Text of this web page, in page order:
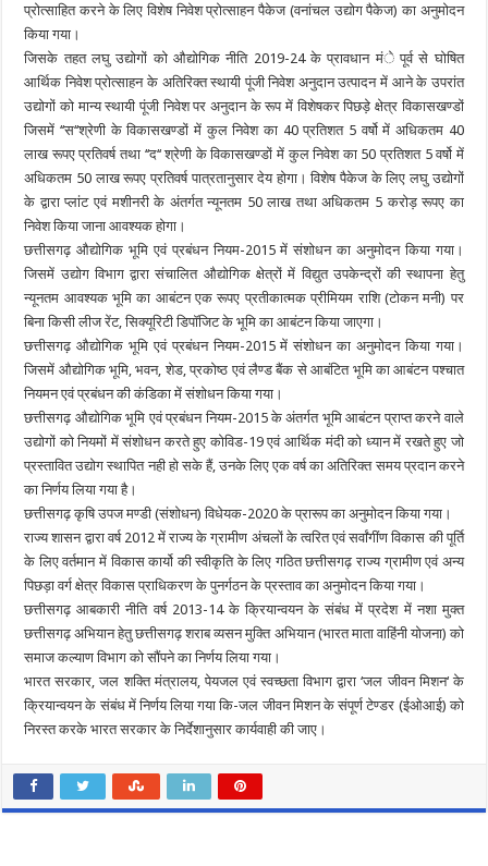
प्रोत्साहित करने के लिए विशेष निवेश प्रोत्साहन पैकेज (वनांचल उद्योग पैकेज) का अनुमोदन
किया गया।
जिसके तहत लघु उद्योगों को औद्योगिक नीति 2019-24 के प्रावधान मंे पूर्व से घोषित
आर्थिक निवेश प्रोत्साहन के अतिरिक्त स्थायी पूंजी निवेश अनुदान उत्पादन में आने के उपरांत
उद्योगों को मान्य स्थायी पूंजी निवेश पर अनुदान के रूप में विशेषकर पिछड़े क्षेत्र विकासखण्डों
जिसमें ‘‘स‘‘श्रेणी के विकासखण्डों में कुल निवेश का 40 प्रतिशत 5 वर्षो में अधिकतम 40
लाख रूपए प्रतिवर्ष तथा ‘‘द‘‘ श्रेणी के विकासखण्डों में कुल निवेश का 50 प्रतिशत 5 वर्षो में
अधिकतम 50 लाख रूपए प्रतिवर्ष पात्रतानुसार देय होगा। विशेष पैकेज के लिए लघु उद्योगों
के द्वारा प्लांट एवं मशीनरी के अंतर्गत न्यूनतम 50 लाख तथा अधिकतम 5 करोड़ रूपए का
निवेश किया जाना आवश्यक होगा।
छत्तीसगढ़ औद्योगिक भूमि एवं प्रबंधन नियम-2015 में संशोधन का अनुमोदन किया गया।
जिसमें उद्योग विभाग द्वारा संचालित औद्योगिक क्षेत्रों में विद्युत उपकेन्द्रों की स्थापना हेतु
न्यूनतम आवश्यक भूमि का आबंटन एक रूपए प्रतीकात्मक प्रीमियम राशि (टोकन मनी) पर
बिना किसी लीज रेंट, सिक्यूरिटी डिपॉजिट के भूमि का आबंटन किया जाएगा।
छत्तीसगढ़ औद्योगिक भूमि एवं प्रबंधन नियम-2015 में संशोधन का अनुमोदन किया गया।
जिसमें औद्योगिक भूमि, भवन, शेड, प्रकोष्ठ एवं लैण्ड बैंक से आबंटित भूमि का आबंटन पश्चात
नियमन एवं प्रबंधन की कंडिका में संशोधन किया गया।
छत्तीसगढ़ औद्योगिक भूमि एवं प्रबंधन नियम-2015 के अंतर्गत भूमि आबंटन प्राप्त करने वाले
उद्योगों को नियमों में संशोधन करते हुए कोविड-19 एवं आर्थिक मंदी को ध्यान में रखते हुए जो
प्रस्तावित उद्योग स्थापित नही हो सके हैं, उनके लिए एक वर्ष का अतिरिक्त समय प्रदान करने
का निर्णय लिया गया है।
छत्तीसगढ़ कृषि उपज मण्डी (संशोधन) विधेयक-2020 के प्रारूप का अनुमोदन किया गया।
राज्य शासन द्वारा वर्ष 2012 में राज्य के ग्रामीण अंचलों के त्वरित एवं सर्वांगींण विकास की पूर्ति
के लिए वर्तमान में विकास कार्यो की स्वीकृति के लिए गठित छत्तीसगढ़ राज्य ग्रामीण एवं अन्य
पिछड़ा वर्ग क्षेत्र विकास प्राधिकरण के पुनर्गठन के प्रस्ताव का अनुमोदन किया गया।
छत्तीसगढ़ आबकारी नीति वर्ष 2013-14 के क्रियान्वयन के संबंध में प्रदेश में नशा मुक्त
छत्तीसगढ़ अभियान हेतु छत्तीसगढ़ शराब व्यसन मुक्ति अभियान (भारत माता वाहिंनी योजना) को
समाज कल्याण विभाग को सौंपने का निर्णय लिया गया।
भारत सरकार, जल शक्ति मंत्रालय, पेयजल एवं स्वच्छता विभाग द्वारा ‘जल जीवन मिशन‘ के
क्रियान्वयन के संबंध में निर्णय लिया गया कि-जल जीवन मिशन के संपूर्ण टेण्डर (ईओआई) को
निरस्त करके भारत सरकार के निर्देशानुसार कार्यवाही की जाए।